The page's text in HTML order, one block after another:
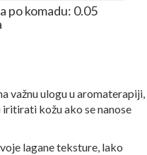
po komadu: 0.05
važnu ulogu u aromaterapiji,
kožu ako se nanose
lagane teksture, lako